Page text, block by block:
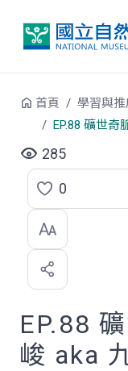
首頁 學習與推
EP.88 礦世奇
285
點
選
喜
歡
0
EP.88
峻 aka